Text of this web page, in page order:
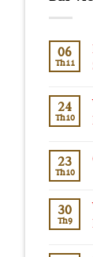
06
Th11
24
Th10
23
Th10
30
Th9